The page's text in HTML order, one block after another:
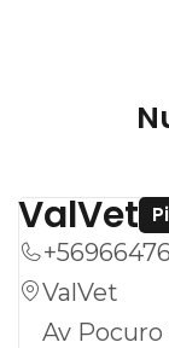
ValVet
ValVet
Av Pocuro